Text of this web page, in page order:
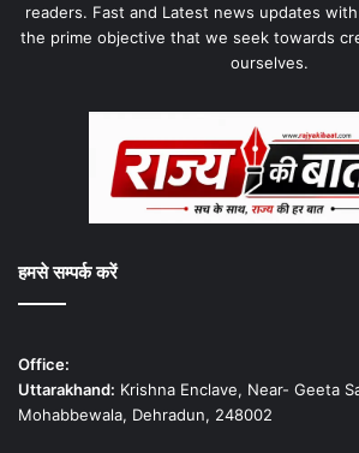
readers. Fast and Latest news updates
the prime objective that we seek towards
ourselves.
हमसे सम्पर्क करें
Office:
Uttarakhand: Krishna Enclave, Near- Geeta
Mohabbewala, Dehradun, 248002